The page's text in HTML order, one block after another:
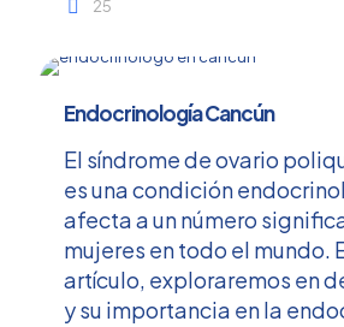
25
Endocrinología Cancún
El síndrome de ovario
es una condición
afecta a un número
mujeres en todo el mundo.
artículo, exploraremos en
y su importancia en la